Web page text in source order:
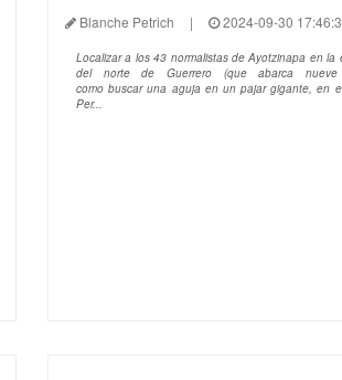
Blanche Petrich | 2024-09-30
Localizar a los 43 normalistas de Ayotzinapa en la
del norte de Guerrero (que abarca nueve
como buscar una aguja en un pajar gigante, en
Per...